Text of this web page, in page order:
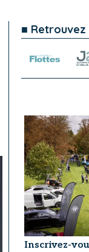
■
Inscrivez-